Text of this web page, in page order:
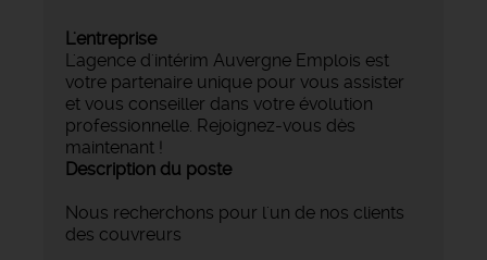
L'entreprise
L'agence d'intérim Auvergne Emplois est
votre partenaire unique pour vous assister
et vous conseiller dans votre évolution
professionnelle. Rejoignez-vous dès
maintenant !
Description du poste
Nous recherchons pour l'un de nos clients
des couvreurs